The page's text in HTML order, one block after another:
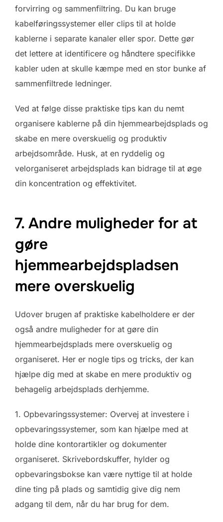
forvirring og sammenfiltring. Du kan bruge
kabelføringssystemer eller clips til at holde
kablerne i separate kanaler eller spor. Dette gør
det lettere at identificere og håndtere specifikke
kabler uden at skulle kæmpe med en stor bunke af
sammenfiltrede ledninger.
Ved at følge disse praktiske tips kan du nemt
organisere kablerne på din hjemmearbejdsplads og
skabe en mere overskuelig og produktiv
arbejdsområde. Husk, at en ryddelig og
velorganiseret arbejdsplads kan bidrage til at øge
din koncentration og effektivitet.
7. Andre muligheder for at
gøre
hjemmearbejdspladsen
mere overskuelig
Udover brugen af praktiske kabelholdere er der
også andre muligheder for at gøre din
hjemmearbejdsplads mere overskuelig og
organiseret. Her er nogle tips og tricks, der kan
hjælpe dig med at skabe en mere produktiv og
behagelig arbejdsplads derhjemme.
1. Opbevaringssystemer: Overvej at investere i
opbevaringssystemer, som kan hjælpe med at
holde dine kontorartikler og dokumenter
organiseret. Skrivebordskuffer, hylder og
opbevaringsbokse kan være nyttige til at holde
dine ting på plads og samtidig give dig nem
adgang til dem, når du har brug for dem.